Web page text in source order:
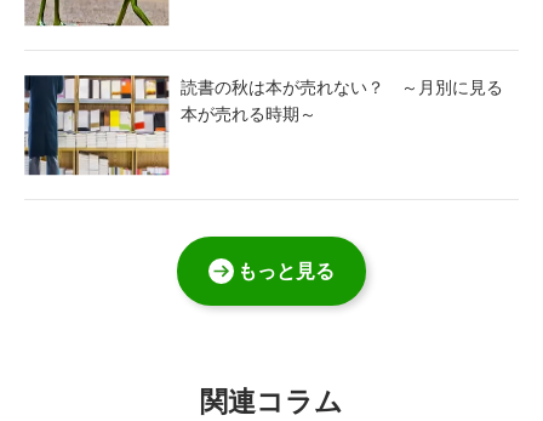
読書の秋は本が売れない？ ～月別に見る
本が売れる時期～
もっと見る
関連コラム